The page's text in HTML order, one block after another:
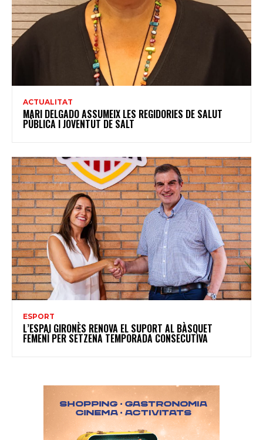
ACTUALITAT
MARI DELGADO ASSUMEIX LES REGIDORIES DE SALUT
PÚBLICA I JOVENTUT DE SALT
ESPORT
L’ESPAI GIRONÈS RENOVA EL SUPORT AL BÀSQUET
FEMENÍ PER SETZENA TEMPORADA CONSECUTIVA